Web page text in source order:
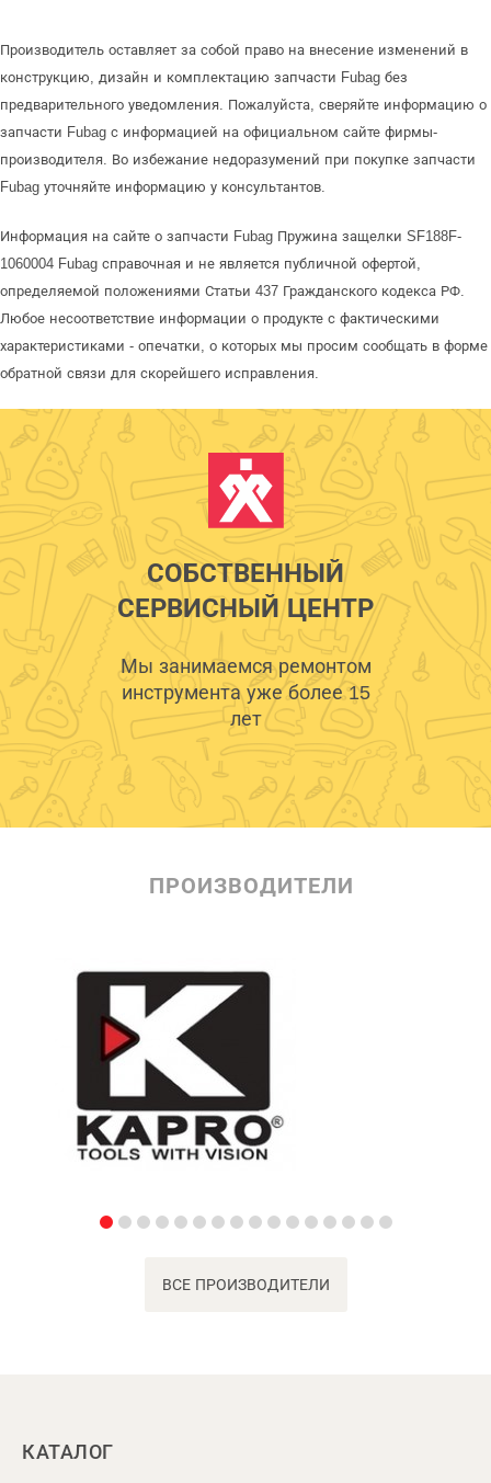
Производитель оставляет за собой право на внесение изменений в
конструкцию, дизайн и комплектацию запчасти Fubag без
предварительного уведомления. Пожалуйста, сверяйте информацию о
запчасти Fubag с информацией на официальном сайте фирмы-
производителя. Во избежание недоразумений при покупке запчасти
Fubag уточняйте информацию у консультантов.
Информация на сайте о запчасти Fubag Пружина защелки SF188F-
1060004 Fubag справочная и не является публичной офертой,
определяемой положениями Статьи 437 Гражданского кодекса РФ.
Любое несоответствие информации о продукте с фактическими
характеристиками - опечатки, о которых мы просим сообщать в форме
обратной связи для скорейшего исправления.
СОБСТВЕННЫЙ
СЕРВИСНЫЙ ЦЕНТР
Мы занимаемся ремонтом
инструмента уже более 15
лет
ПРОИЗВОДИТЕЛИ
ВСЕ ПРОИЗВОДИТЕЛИ
КАТАЛОГ